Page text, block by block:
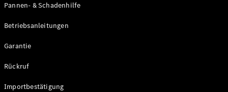
Pannen- & Schadenhilfe
Betriebsanleitungen
Garantie
Rückruf
Importbestätigung